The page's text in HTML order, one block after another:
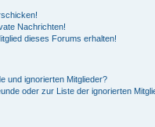
Nachrichten!
dieses Forums erhalten!
und ignorierten Mitglieder?
oder zur Liste der ignorierten